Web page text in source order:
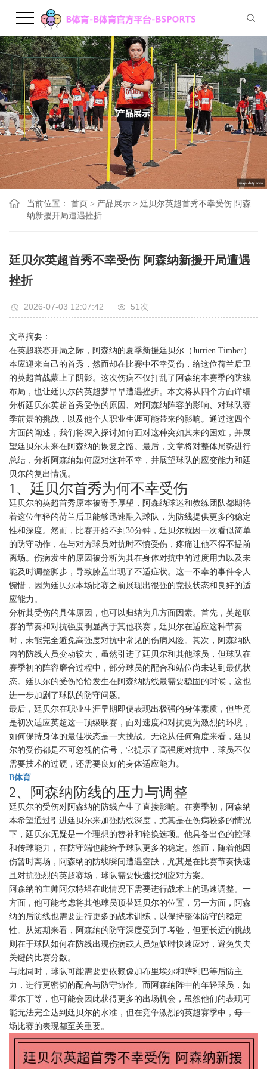
当前位置： 首页 > 产品展示 > 廷贝尔英超首秀不幸受伤 阿森
纳新援开局遭遇挫折
廷贝尔英超首秀不幸受伤 阿森纳新援开局遭遇
挫折
2026-07-03 12:07:42 51次
文章摘要：
在英超联赛开局之际，阿森纳的夏季新援廷贝尔（Jurrien Timber）
本应迎来自己的首秀，然而却在比赛中不幸受伤，给这位荷兰后卫
的英超首战蒙上了阴影。这次伤病不仅打乱了阿森纳本赛季的防线
布局，也让廷贝尔的英超梦早早遭遇挫折。本文将从四个方面详细
分析廷贝尔英超首秀受伤的原因、对阿森纳阵容的影响、对球队赛
季前景的挑战，以及他个人职业生涯可能带来的影响。通过这四个
方面的阐述，我们将深入探讨如何面对这种突如其来的困难，并展
望廷贝尔未来在阿森纳的恢复之路。最后，文章将对整体局势进行
总结，分析阿森纳如何应对这种不幸，并展望球队的应变能力和廷
贝尔的复出情况。
1、廷贝尔首秀为何不幸受伤
廷贝尔的英超首秀原本被寄予厚望，阿森纳球迷和教练团队都期待
着这位年轻的荷兰后卫能够迅速融入球队，为防线提供更多的稳定
性和深度。然而，比赛开始不到30分钟，廷贝尔就因一次看似简单
的防守动作，在与对方球员对抗时不慎受伤，疼痛让他不得不提前
离场。伤病发生的原因被分析为其在身体对抗中的过度用力以及未
能及时调整脚步，导致膝盖出现了不适症状。这一不幸的事件令人
惋惜，因为廷贝尔本场比赛之前展现出很强的竞技状态和良好的适
应能力。
分析其受伤的具体原因，也可以归结为几方面因素。首先，英超联
赛的节奏和对抗强度明显高于其他联赛，廷贝尔在适应这种节奏
时，未能完全避免高强度对抗中常见的伤病风险。其次，阿森纳队
内的防线人员变动较大，虽然引进了廷贝尔和其他球员，但球队在
赛季初的阵容磨合过程中，部分球员的配合和站位尚未达到最优状
态。廷贝尔的受伤恰恰发生在阿森纳防线最需要稳固的时候，这也
进一步加剧了球队的防守问题。
最后，廷贝尔在职业生涯早期即便表现出极强的身体素质，但毕竟
是初次适应英超这一顶级联赛，面对速度和对抗更为激烈的环境，
如何保持身体的最佳状态是一大挑战。无论从任何角度来看，廷贝
尔的受伤都是不可忽视的信号，它提示了高强度对抗中，球员不仅
需要技术的过硬，还需要良好的身体适应能力。
B体育
2、阿森纳防线的压力与调整
廷贝尔的受伤对阿森纳的防线产生了直接影响。在赛季初，阿森纳
本希望通过引进廷贝尔来加强防线深度，尤其是在伤病较多的情况
下，廷贝尔无疑是一个理想的替补和轮换选项。他具备出色的控球
和传球能力，在防守端也能给予球队更多的稳定。然而，随着他因
伤暂时离场，阿森纳的防线瞬间遭遇空缺，尤其是在比赛节奏快速
且对抗强烈的英超赛场，球队需要快速找到应对方案。
阿森纳的主帅阿尔特塔在此情况下需要进行战术上的迅速调整。一
方面，他可能考虑将其他球员顶替廷贝尔的位置，另一方面，阿森
纳的后防线也需要进行更多的战术训练，以保持整体防守的稳定
性。从短期来看，阿森纳的防守深度受到了考验，但更长远的挑战
则在于球队如何在防线出现伤病或人员短缺时快速应对，避免失去
关键的比赛分数。
与此同时，球队可能需要更依赖像加布里埃尔和萨利巴等后防主
力，进行更密切的配合与防守协作。而阿森纳阵中的年轻球员，如
霍尔丁等，也可能会因此获得更多的出场机会，虽然他们的表现可
能无法完全达到廷贝尔的水准，但在竞争激烈的英超赛季中，每一
场比赛的表现都至关重要。